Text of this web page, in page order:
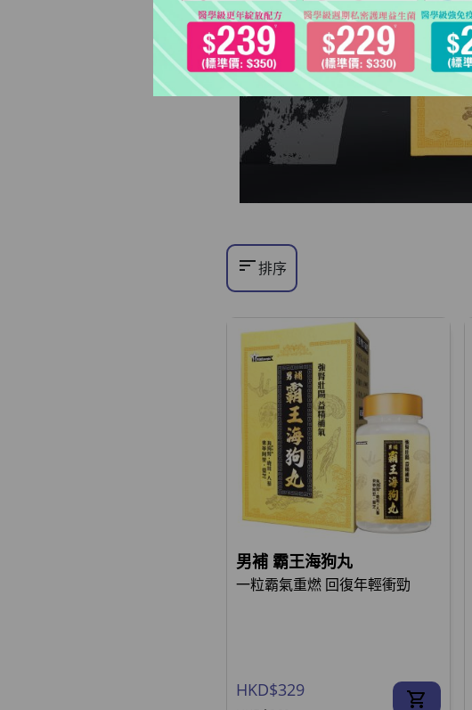
sort排序
男補 霸王海狗丸
一粒霸氣重燃 回復年輕衝勁
HKD$329